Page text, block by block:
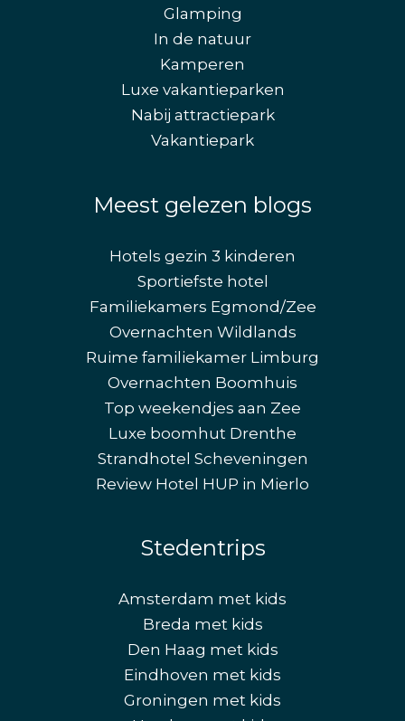
Glamping
In de natuur
Kamperen
Luxe vakantieparken
Nabij attractiepark
Vakantiepark
Meest gelezen blogs
Hotels gezin 3 kinderen
Sportiefste hotel
Familiekamers Egmond/Zee
Overnachten Wildlands
Ruime familiekamer Limburg
Overnachten Boomhuis
Top weekendjes aan Zee
Luxe boomhut Drenthe
Strandhotel Scheveningen
Review Hotel HUP in Mierlo
Stedentrips
Amsterdam met kids
Breda met kids
Den Haag met kids
Eindhoven met kids
Groningen met kids